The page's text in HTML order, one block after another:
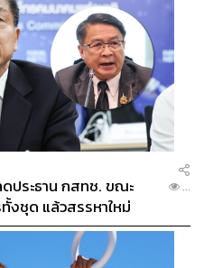
ประธาน กสทช. ขณะ
งชุด แล้วสรรหาใหม่
...